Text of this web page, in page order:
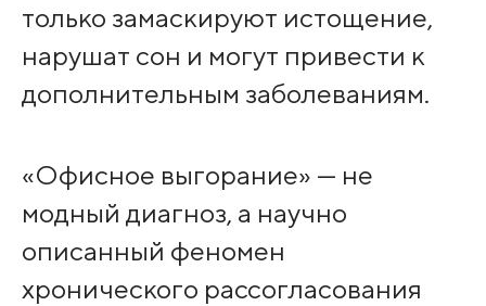
только замаскируют истощение,
нарушат сон и могут привести к
дополнительным заболеваниям.
«Офисное выгорание» — не
модный диагноз, а научно
описанный феномен
хронического рассогласования